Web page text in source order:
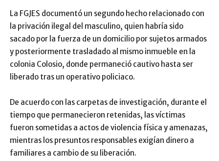
La FGJES documentó un segundo hecho relacionado con
la privación ilegal del masculino, quien habría sido
sacado por la fuerza de un domicilio por sujetos armados
y posteriormente trasladado al mismo inmueble en la
colonia Colosio, donde permaneció cautivo hasta ser
liberado tras un operativo policiaco.
De acuerdo con las carpetas de investigación, durante el
tiempo que permanecieron retenidas, las víctimas
fueron sometidas a actos de violencia física y amenazas,
mientras los presuntos responsables exigían dinero a
familiares a cambio de su liberación.